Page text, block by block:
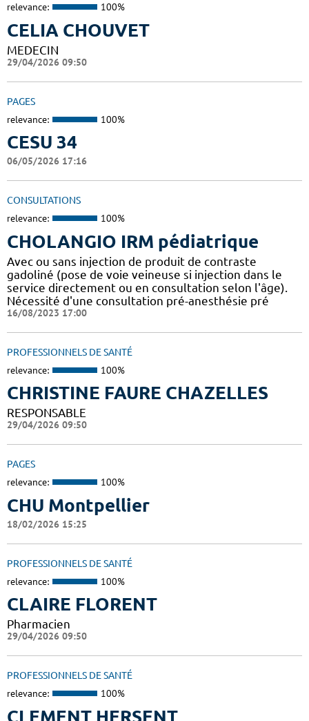
relevance: 100%
CELIA CHOUVET
MEDECIN
29/04/2026 09:50
PAGES
relevance: 100%
CESU 34
06/05/2026 17:16
CONSULTATIONS
relevance: 100%
CHOLANGIO IRM pédiatrique
Avec ou sans injection de produit de contraste
gadoliné (pose de voie veineuse si injection dans le
service directement ou en consultation selon l'âge).
Nécessité d'une consultation pré-anesthésie pré
16/08/2023 17:00
PROFESSIONNELS DE SANTÉ
relevance: 100%
CHRISTINE FAURE CHAZELLES
RESPONSABLE
29/04/2026 09:50
PAGES
relevance: 100%
CHU Montpellier
18/02/2026 15:25
PROFESSIONNELS DE SANTÉ
relevance: 100%
CLAIRE FLORENT
Pharmacien
29/04/2026 09:50
PROFESSIONNELS DE SANTÉ
relevance: 100%
CLEMENT HERSENT